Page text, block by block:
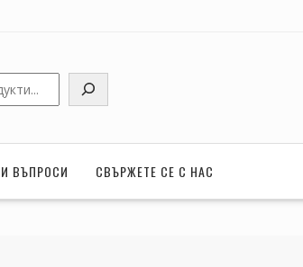
ВЪПРОСИ СВЪРЖЕТЕ СЕ С НАС